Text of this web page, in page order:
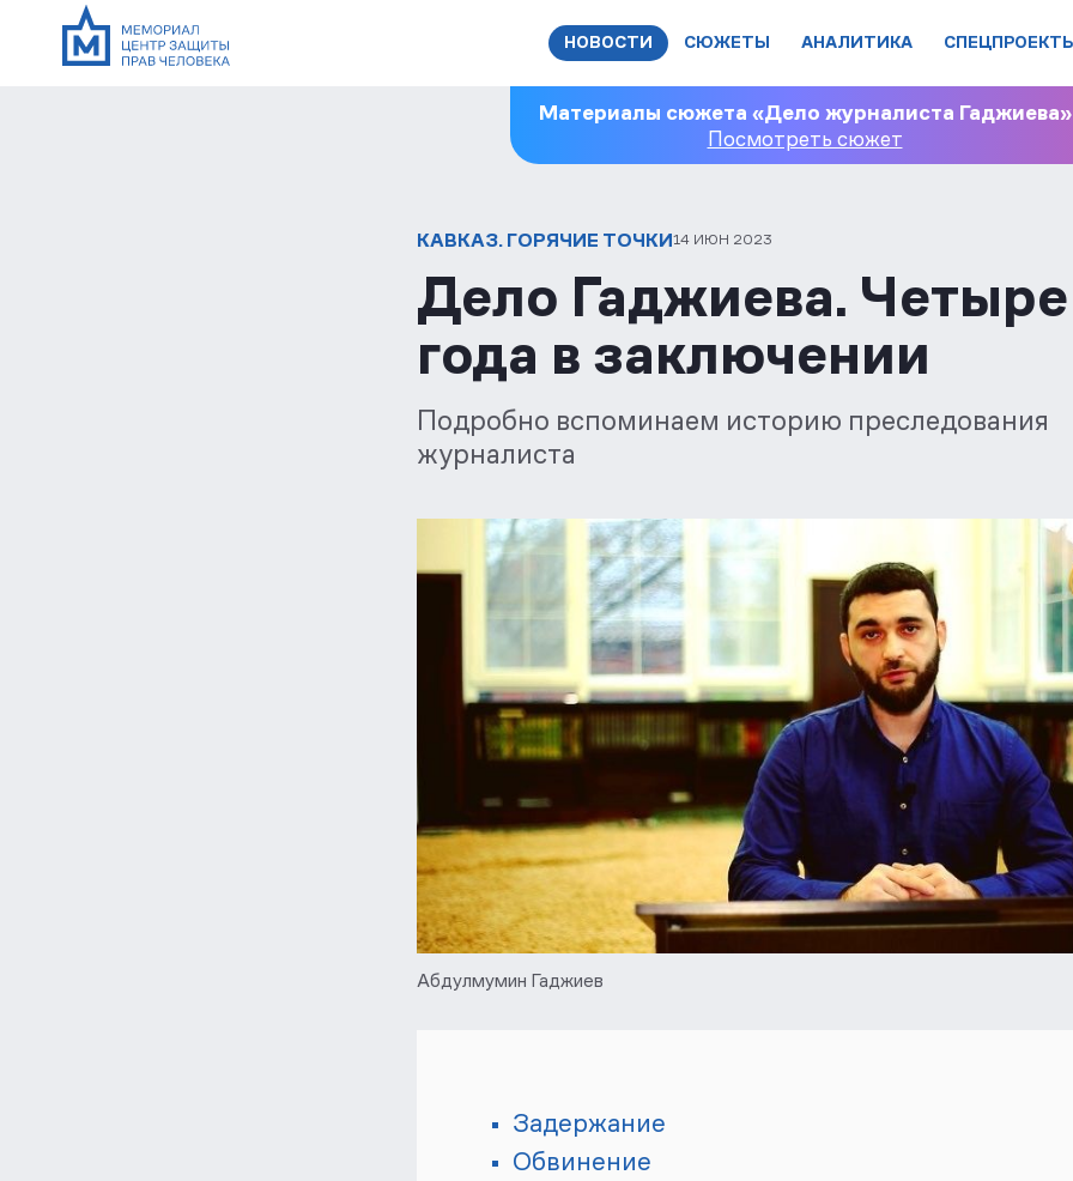
НОВОСТИ СЮЖЕТЫ АНАЛИТИКА
Материалы сюжета «Дело журналиста Гаджиева»
Посмотреть сюжет
КАВКАЗ. ГОРЯЧИЕ ТОЧКИ14 ИЮН 2023
Дело Гаджиева. Четыре
года в заключении
Подробно вспоминаем историю преследования
журналиста
Абдулмумин Гаджиев
Задержание
Обвинение